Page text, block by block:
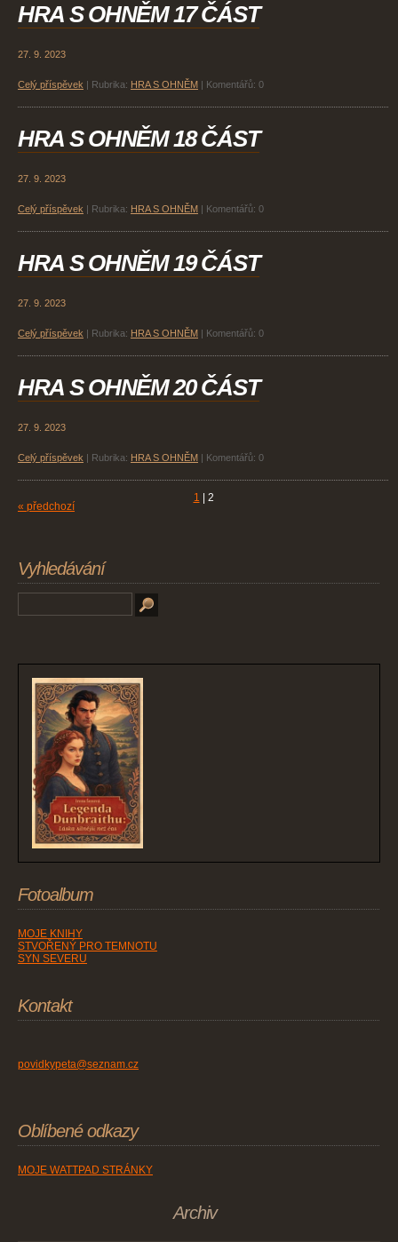
HRA S OHNĚM 17 ČÁST
27. 9. 2023
Celý příspěvek Rubrika: HRA S OHNĚM Komentářů: 0
HRA S OHNĚM 18 ČÁST
27. 9. 2023
Celý příspěvek Rubrika: HRA S OHNĚM Komentářů: 0
HRA S OHNĚM 19 ČÁST
27. 9. 2023
Celý příspěvek Rubrika: HRA S OHNĚM Komentářů: 0
HRA S OHNĚM 20 ČÁST
27. 9. 2023
Celý příspěvek Rubrika: HRA S OHNĚM Komentářů: 0
« předchozí
1 2
Vyhledávání
Fotoalbum
MOJE KNIHY
STVOŘENÝ PRO TEMNOTU
SYN SEVERU
Kontakt
povidkypeta@seznam.cz
Oblíbené odkazy
MOJE WATTPAD STRÁNKY
Archiv